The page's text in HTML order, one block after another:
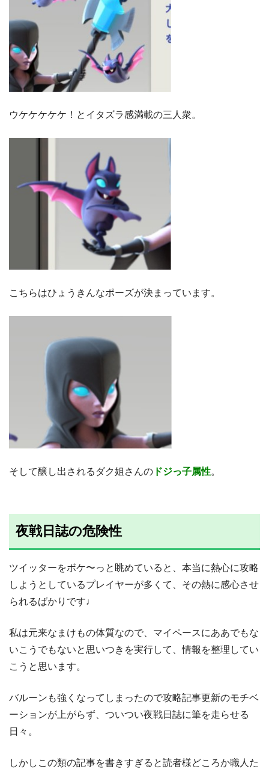
ウケケケケケ！とイタズラ感満載の三人衆。
こちらはひょうきんなポーズが決まっています。
そして醸し出されるダク姐さんの ドジっ子属性。
夜戦日誌の危険性
ツイッターをボケ〜っと眺めていると、本当に熱心に攻略
しようとしているプレイヤーが多くて、その熱に感心させ
られるばかりです♩
私は元来なまけもの体質なので、マイペースにああでもな
いこうでもないと思いつきを実行して、情報を整理してい
こうと思います。
バルーンも強くなってしまったので攻略記事更新のモチベ
ーションが上がらず、ついつい夜戦日誌に筆を走らせる
日々。
しかしこの類の記事を書きすぎると読者様どころか職人た